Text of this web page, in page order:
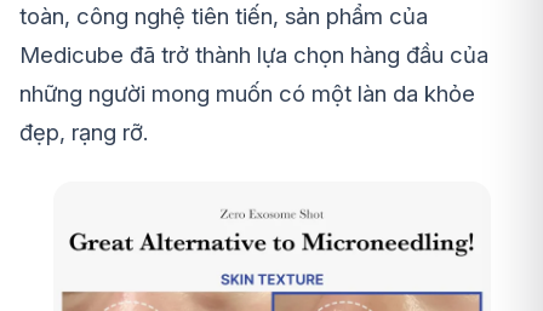
toàn, công nghệ tiên tiến, sản phẩm của
Medicube đã trở thành lựa chọn hàng đầu của
những người mong muốn có một làn da khỏe
đẹp, rạng rỡ.